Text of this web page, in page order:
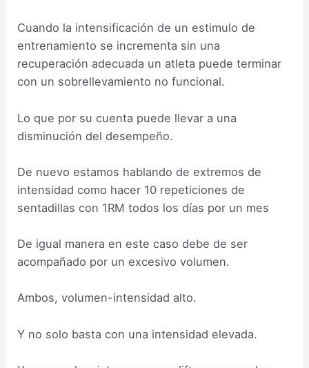
Cuando la intensificación de un estimulo de
entrenamiento se incrementa sin una
recuperación adecuada un atleta puede terminar
con un sobrellevamiento no funcional.
Lo que por su cuenta puede llevar a una
disminución del desempeño.
De nuevo estamos hablando de extremos de
intensidad como hacer 10 repeticiones de
sentadillas con 1RM todos los días por un mes
De igual manera en este caso debe de ser
acompañado por un excesivo volumen.
Ambos, volumen-intensidad alto.
Y no solo basta con una intensidad elevada.